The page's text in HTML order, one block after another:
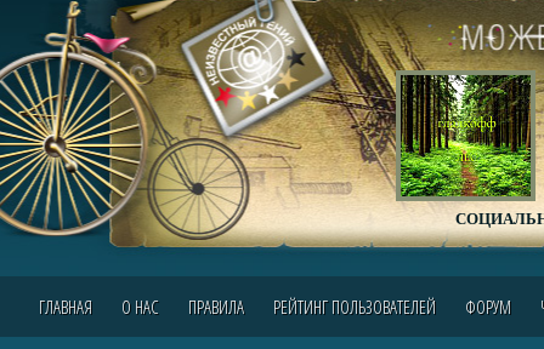
ГЛАВНАЯ О НАС ПРАВИЛА РЕЙТИНГ ПОЛЬЗОВАТЕЛЕЙ ФОРУМ